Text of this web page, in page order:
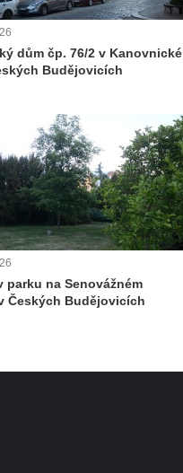
dům čp. 76/2 v Kanovnické
Budějovicích
parku na Senovážném
Českých Budějovicích